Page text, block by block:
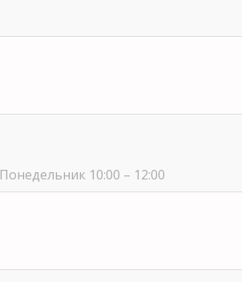
Понедельник 10:00 – 12:00